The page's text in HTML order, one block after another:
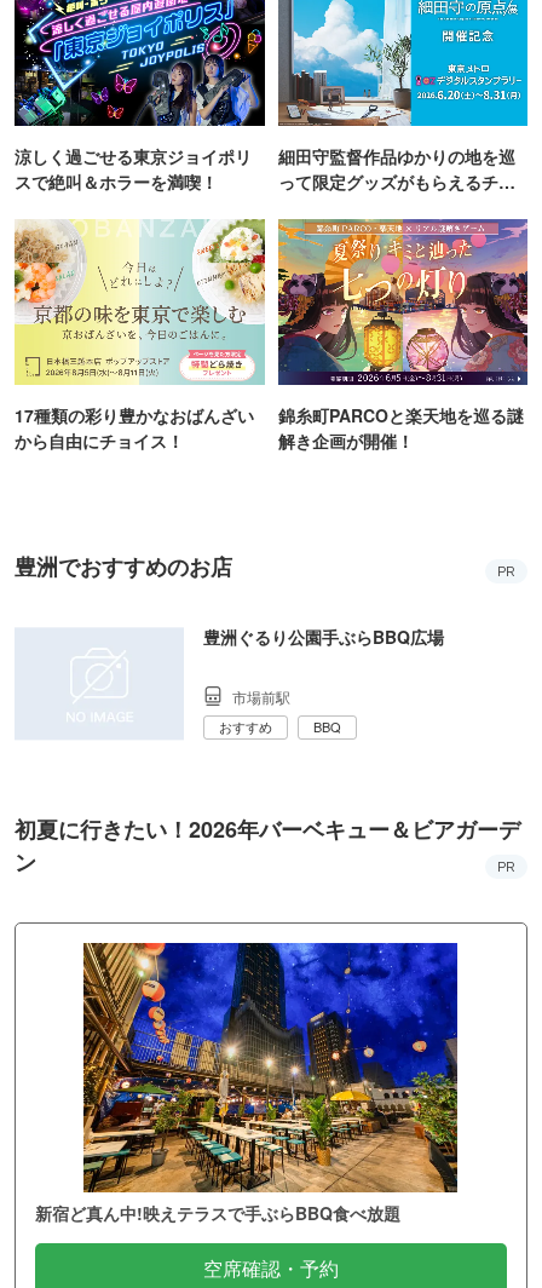
涼しく過ごせる東京ジョイポリ
スで絶叫＆ホラーを満喫！
細田守監督作品ゆかりの地を巡
って限定グッズがもらえるチャ
17種類の彩り豊かなおばんざい
から自由にチョイス！
錦糸町PARCOと楽天地を巡る謎
解き企画が開催！
豊洲でおすすめのお店 PR
豊洲ぐるり公園手ぶらBBQ広場
市場前駅
おすすめ BBQ
初夏に行きたい！2026年バーベキュー＆ビアガーデ
ン
PR
新宿ど真ん中!映えテラスで手ぶらBBQ食べ放題
空席確認・予約